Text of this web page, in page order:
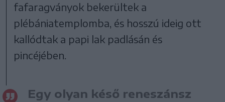
fafaragványok bekerültek a
plébániatemplomba, és hosszú ideig ott
kallódtak a papi lak padlásán és
pincéjében.
Egy olyan késő reneszánsz